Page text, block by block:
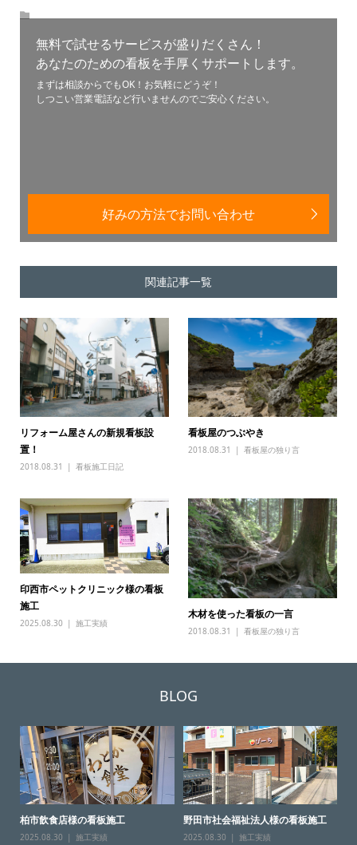
無料で試せるサービスが盛りだくさん！
あなたのための看板を手厚くサポートします。
まずは相談からでもOK！お気軽にどうぞ！
しつこい営業電話など行いませんのでご安心ください。
好みの方法でお問い合わせ
関連記事一覧
リフォーム屋さんの新規看板設
置！
2018.08.31 看板施工日記
看板屋のつぶやき
2018.08.31 看板屋の独り言
印西市ペットクリニック様の看板
施工
2025.08.30 施工実績
木材を使った看板の一言
2018.08.31 看板屋の独り言
BLOG
柏市飲食店様の看板施工
2025.08.30 施工実績
野田市社会福祉法人様の看板施工
2025.08.30 施工実績